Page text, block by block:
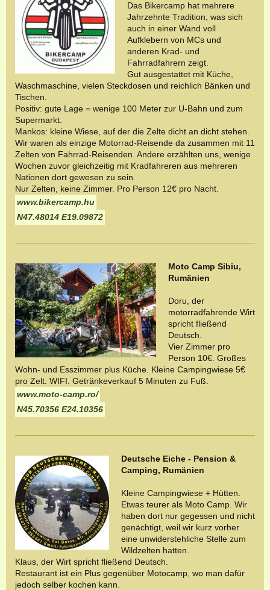
Das Bikercamp hat mehrere
Jahrzehnte Tradition, was sich
auch in einer Wand voll
Aufklebern von MCs und
anderen Krad- und
Fahrradfahrern zeigt.
Gut ausgestattet mit Küche,
Waschmaschine, vielen Steckdosen und reichlich Bänken und
Tischen.
Positiv: gute Lage = wenige 100 Meter zur U-Bahn und zum
Supermarkt.
Mankos: kleine Wiese, auf der die Zelte dicht an dicht stehen.
Wir waren als einzige Motorrad-Reisende da zusammen mit 11
Zelten von Fahrrad-Reisenden. Andere erzählten uns, wenige
Wochen zuvor gleichzeitig mit Kradfahreren aus mehreren
Nationen dort gewesen zu sein.
Nur Zelten, keine Zimmer. Pro Person 12€ pro Nacht.
www.bikercamp.hu
N47.48014 E19.09872
Moto Camp Sibiu,
Rumänien
Doru, der
motorradfahrende Wirt
spricht fließend
Deutsch.
Vier Zimmer pro
Person 10€. Großes
Wohn- und Esszimmer plus Küche. Kleine Campingwiese 5€
pro Zelt. WIFI. Getränkeverkauf 5 Minuten zu Fuß.
www.moto-camp.ro/
N45.70356 E24.10356
Deutsche Eiche - Pension &
Camping, Rumänien
Kleine Campingwiese + Hütten.
Etwas teurer als Moto Camp. Wir
haben dort nur gegessen und nicht
genächtigt, weil wir kurz vorher
eine unwiderstehliche Stelle zum
Wildzelten hatten.
Klaus, der Wirt spricht fließend Deutsch.
Restaurant ist ein Plus gegenüber Motocamp, wo man dafür
jedoch selber kochen kann.